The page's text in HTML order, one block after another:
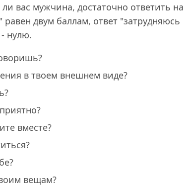
вас мужчина, достаточно ответить на
двум баллам, ответ "затрудняюсь
- нулю.
в твоем внешнем виде?
вместе?
вещам?